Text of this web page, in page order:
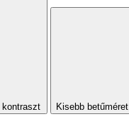
kontraszt Kisebb betűméret